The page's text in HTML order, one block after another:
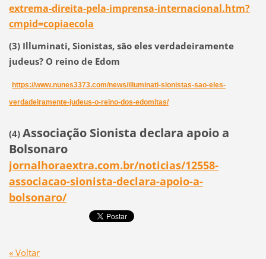
extrema-direita-pela-imprensa-internacional.htm?
cmpid=copiaecola
(3) Illuminati, Sionistas, são eles verdadeiramente
judeus? O reino de Edom
https://www.nunes3373.com/news/illuminati-sionistas-sao-eles-
verdadeiramente-judeus-o-reino-dos-edomitas/
(4) Associação Sionista declara apoio a
Bolsonaro
jornalhoraextra.com.br/noticias/12558-
associacao-sionista-declara-apoio-a-
bolsonaro/
« Voltar